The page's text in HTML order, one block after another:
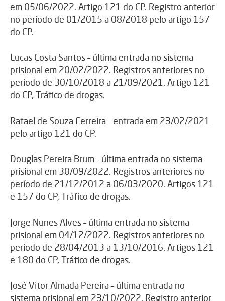
em 05/06/2022. Artigo 121 do CP. Registro anterior
no período de 01/2015 a 08/2018 pelo artigo 157
do CP.
Lucas Costa Santos – última entrada no sistema
prisional em 20/02/2022. Registros anteriores no
período de 30/10/2018 a 21/09/2021. Artigo 121
do CP, Tráfico de drogas.
Rafael de Souza Ferreira – entrada em 23/02/2021
pelo artigo 121 do CP.
Douglas Pereira Brum – última entrada no sistema
prisional em 30/09/2022. Registros anteriores no
período de 21/12/2012 a 06/03/2020. Artigos 121
e 157 do CP, Tráfico de drogas.
Jorge Nunes Alves – última entrada no sistema
prisional em 04/12/2022. Registros anteriores no
período de 28/04/2013 a 13/10/2016. Artigos 121
e 180 do CP, Tráfico de drogas.
José Vitor Almada Pereira – última entrada no
sistema prisional em 23/10/2022. Registro anterior